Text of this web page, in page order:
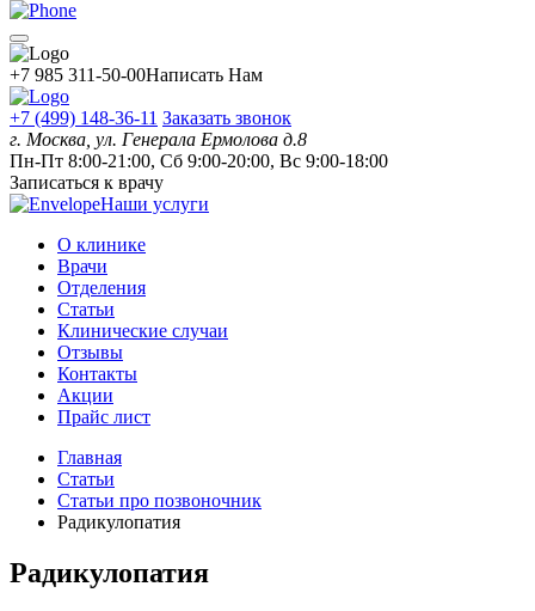
+7 985 311-50-00Написать Нам
+7 (499) 148-36-11 Заказать звонок
г. Москва, ул. Генерала Ермолова д.8
Пн-Пт 8:00-21:00, Сб 9:00-20:00, Вс 9:00-18:00
Записаться к врачу
Наши услуги
О клинике
Врачи
Отделения
Статьи
Клинические случаи
Отзывы
Контакты
Акции
Прайс лист
Главная
Статьи
Статьи про позвоночник
Радикулопатия
Радикулопатия